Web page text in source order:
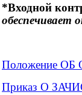
*Входной
обеспечивает
Положение
Приказ О